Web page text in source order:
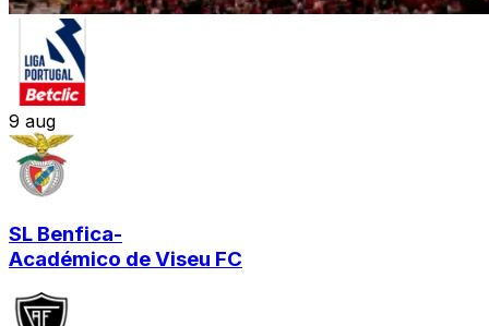
9 aug
SL Benfica-
Académico de Viseu FC